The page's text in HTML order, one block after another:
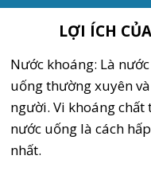
LỢI ÍCH
Nước khoáng: Là
uống thường xuyên
người. Vi khoáng
nước uống là cách
nhất.